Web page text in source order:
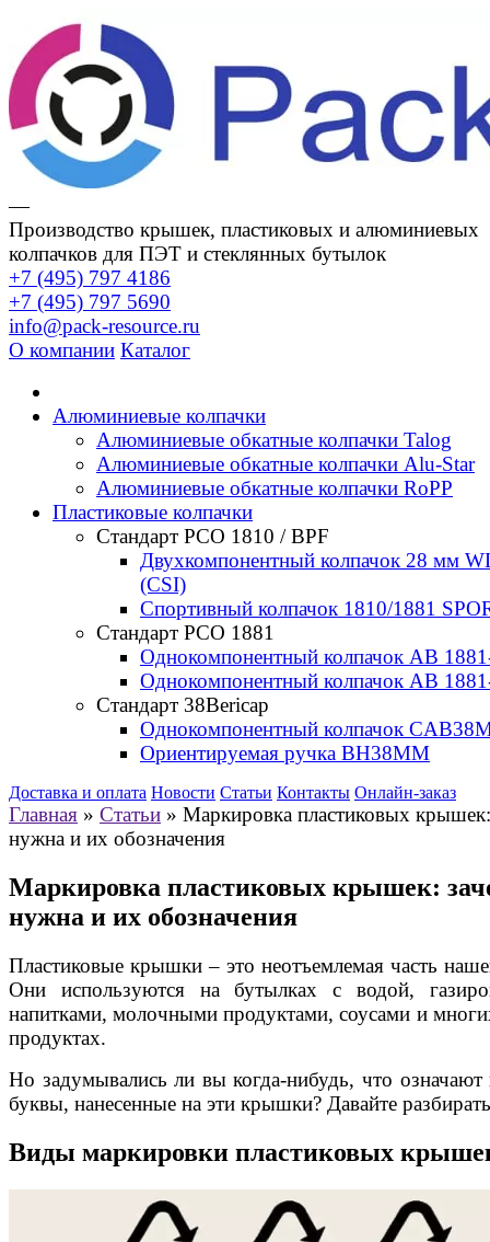
—
Производство крышек, пластиковых и алюминиевых
колпачков для ПЭТ и стеклянных бутылок
+7 (495) 797 4186
+7 (495) 797 5690
info@pack-resource.ru
О компании Каталог
Алюминиевые колпачки
Алюминиевые обкатные колпачки Talog
Алюминиевые обкатные колпачки Alu-Star
Алюминиевые обкатные колпачки RoPP
Пластиковые колпачки
Стандарт РСО 1810 / BPF
Двухкомпонентный колпачок 28 мм
(CSI)
Спортивный колпачок 1810/1881
Стандарт РСО 1881
Однокомпонентный колпачок AB
Однокомпонентный колпачок AB
Стандарт 38Bericap
Однокомпонентный колпачок
Ориентируемая ручка BH38MM
Доставка и оплата Новости Статьи Контакты Онлайн-заказ
Главная » Статьи » Маркировка пластиковых
нужна и их обозначения
Маркировка пластиковых крышек:
нужна и их обозначения
Пластиковые крышки – это неотъемлемая часть
Они используются на бутылках с водой,
напитками, молочными продуктами, соусами и
продуктах.
Но задумывались ли вы когда-нибудь, что
буквы, нанесенные на эти крышки? Давайте
Виды маркировки пластиковых